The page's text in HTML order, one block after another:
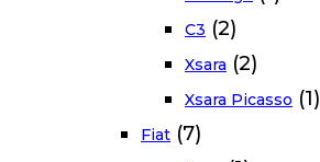
C3 (2)
Xsara (2)
Xsara Picasso (1)
Fiat (7)